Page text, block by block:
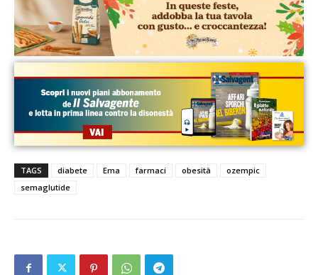
TAGS diabete Ema farmaci obesità
ozempic
semaglutide